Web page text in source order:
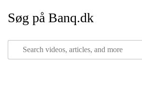
Søg på Banq.dk